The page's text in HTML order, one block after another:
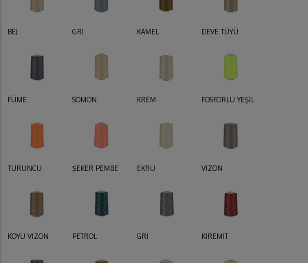
BEJ GRİ KAMEL DEVE TÜYÜ
FÜME SOMON KREM FOSFORLU YEŞİL
TURUNCU ŞEKER PEMBE EKRU VİZON
KOYU VİZON PETROL GRİ KİREMİT